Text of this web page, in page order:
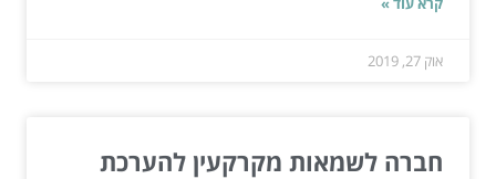
אוק 27, 2019
חברה לשמאות מקרקעין להערכת